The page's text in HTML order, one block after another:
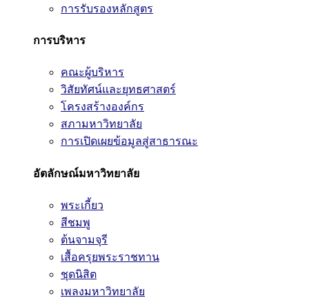
การรับรองหลักสูตร
การบริหาร
คณะผู้บริหาร
วิสัยทัศน์และยุทธศาสตร์
โครงสร้างองค์กร
สภามหาวิทยาลัย
การเปิดเผยข้อมูลสู่สาธารณะ
อัตลักษณ์มหาวิทยาลัย
พระเกี้ยว
สีชมพู
ต้นจามจุรี
เสื้อครุยพระราชทาน
ชุดนิสิต
เพลงมหาวิทยาลัย